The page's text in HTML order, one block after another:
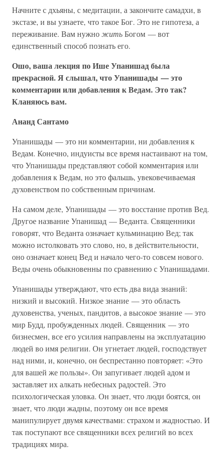
Начните с дхьяны, с медитации, а закончите самадхи, в
экстазе, и вы узнаете, что такое Бог. Это не гипотеза, а
переживание. Вам нужножитьБогом — вот
единственный способ познать его.
Ошо, ваша лекция по Ише Упанишад была
прекрасной. Я слышал, что Упанишады — это
комментарии или добавления к Ведам. Это так?
Кланяюсь вам.
Ананд Сантамо
Упанишады — это ни комментарии, ни добавления к
Ведам. Конечно, индуисты все время настаивают на том,
что Упанишады представляют собой комментария или
добавления к Ведам, но это фальшь, увековечиваемая
духовенством по собственным причинам.
На самом деле, Упанишады — это восстание против Вед.
Другое название Упанишад — Веданта. Священники
говорят, что Веданта означает кульминацию Вед; так
можно истолковать это слово, но, в действительности,
оно означает конец Вед и начало чего-то совсем нового.
Веды очень обыкновенны по сравнению с Упанишадами.
Упанишады утверждают, что есть два вида знаний:
низкий и высокий. Низкое знание — это область
духовенства, ученых, пандитов, а высокое знание — это
мир Будд, пробужденных людей. Священник — это
бизнесмен, все его усилия направлены на эксплуатацию
людей во имя религии. Он угнетает людей, господствует
над ними, и, конечно, он беспрестанно повторяет: «Это
для вашей же пользы». Он запугивает людей адом и
заставляет их алкать небесных радостей. Это
психологическая уловка. Он знает, что люди боятся, он
знает, что люди жадны, поэтому он все время
манипулирует двумя качествами: страхом и жадностью. И
так поступают все священники всех религий во всех
традициях мира.